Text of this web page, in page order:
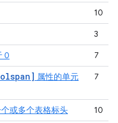
10
3
0
7
属性的单元
7
或多个表格标头 10